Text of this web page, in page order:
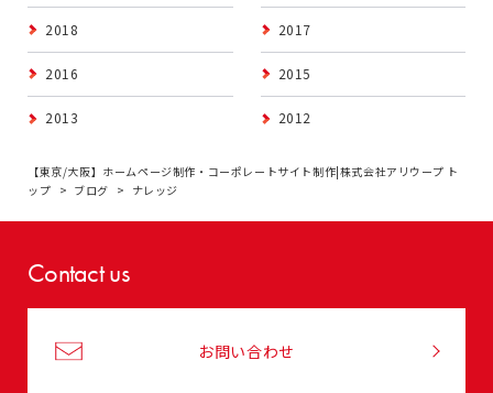
2018 2017
2016 2015
2013 2012
【東京/大阪】ホームページ制作・コーポレートサイト制作|株式会社アリウープ ト
ップ
ブログ ナレッジ
Contact us
お問い合わせ